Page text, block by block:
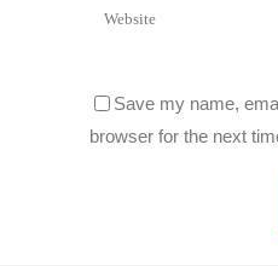
Save my name,
browser for the next